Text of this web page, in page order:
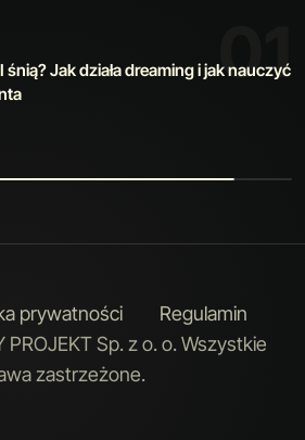
01
Jak działa dreaming i jak nauczyć
prywatności
Regulamin
Sp. z o. o. Wszystkie
zastrzeżone.